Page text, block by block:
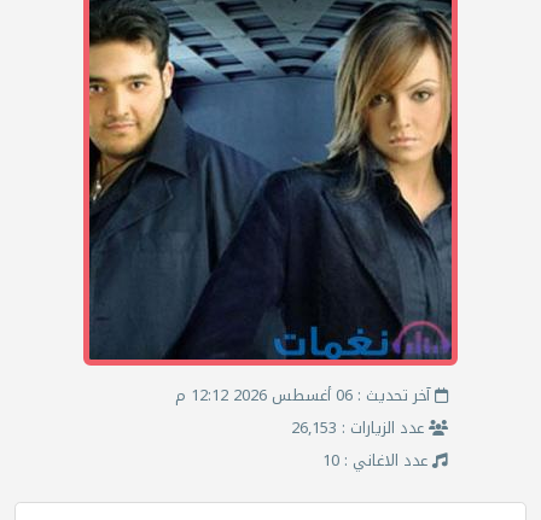
آخر تحديث : 06 أغسطس 2026 12:12 م
عدد الزيارات : 26,153
عدد الاغاني : 10